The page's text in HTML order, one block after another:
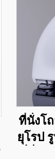
ที่นั่งโ
ยุโรป